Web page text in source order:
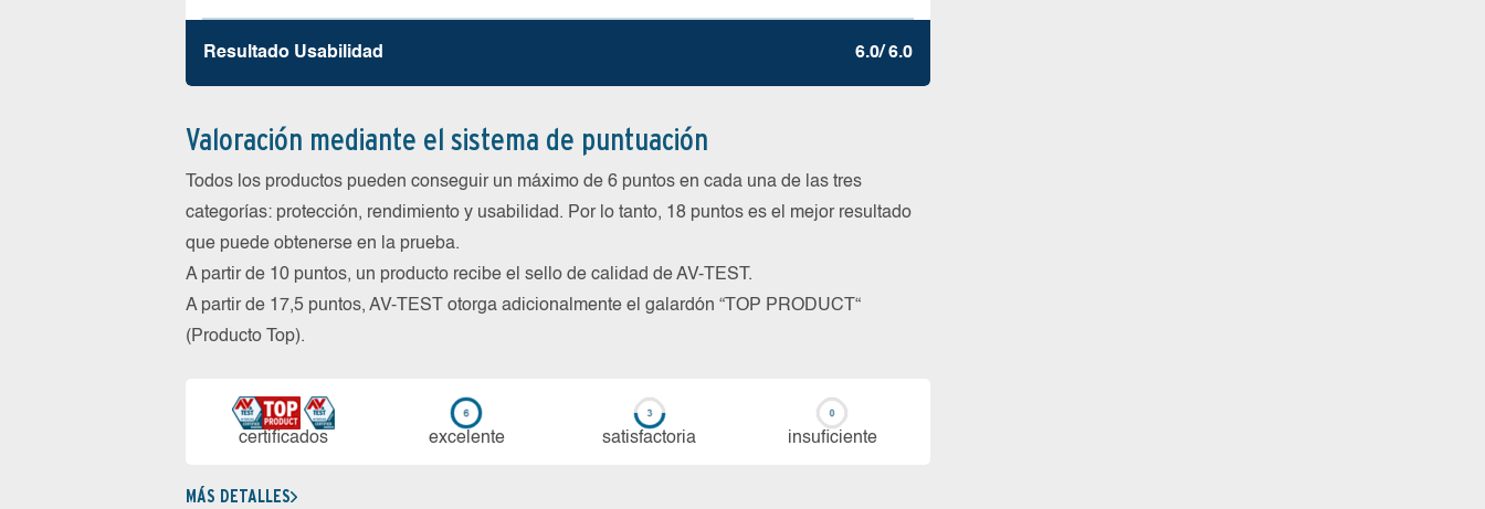
Resultado Usabilidad 6.0/ 6.0
Valoración mediante el sistema de puntuación
Todos los productos pueden conseguir un máximo de 6 puntos en cada una de las tres
categorías: protección, rendimiento y usabilidad. Por lo tanto, 18 puntos es el mejor resultado
que puede obtenerse en la prueba.
A partir de 10 puntos, un producto recibe el sello de calidad de AV-TEST.
A partir de 17,5 puntos, AV-TEST otorga adicionalmente el galardón “TOP PRODUCT“
(Producto Top).
certi­ficados ex­ce­len­te sa­tis­fac­to­ria in­su­fi­cien­te
MÁS DETALLES